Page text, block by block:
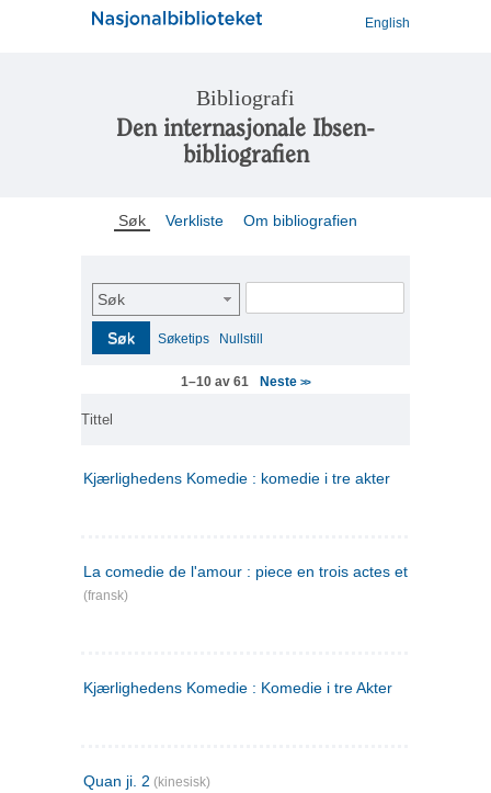
English
Bibliografi
Den internasjonale Ibsen-
bibliografien
Søk Verkliste Om bibliografien
Søk
Søk Søketips Nullstill
1–10 av 61 Neste>>
Tittel
Kjærlighedens Komedie : komedie i tre akter
La comedie de l'amour : piece en trois actes et en vers
(fransk)
Kjærlighedens Komedie : Komedie i tre Akter
Quan ji. 2 (kinesisk)